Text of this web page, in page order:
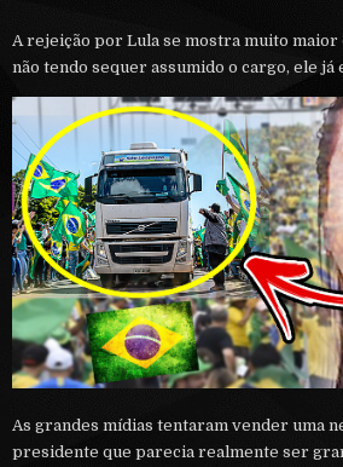
A rejeição por Lula se mostra muito maior
não tendo sequer assumido o cargo, ele já
As grandes mídias tentaram vender uma
presidente que parecia realmente ser